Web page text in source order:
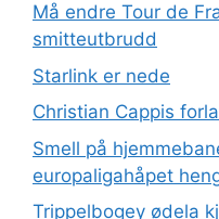
Må endre Tour de
smitteutbrudd
Starlink er nede
Christian Cappis
Smell på
europaligahåpet
Trippelbogey ødela